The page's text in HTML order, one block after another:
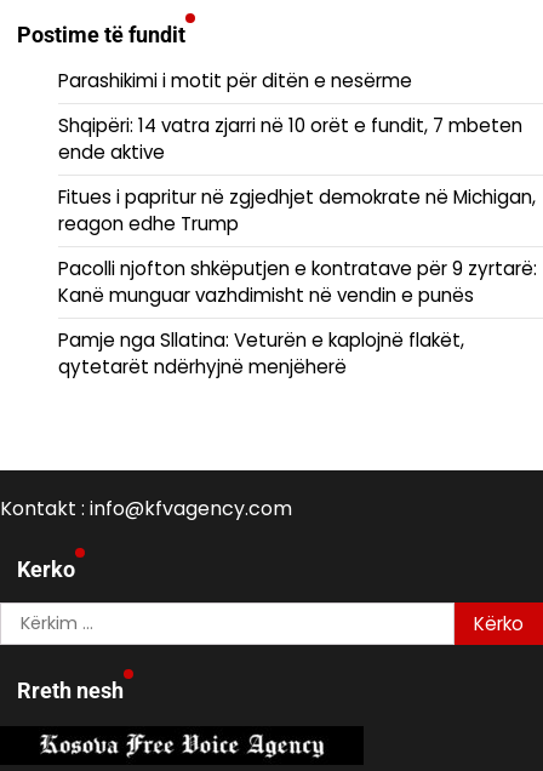
Postime të fundit
Parashikimi i motit për ditën e nesërme
Shqipëri: 14 vatra zjarri në 10 orët e fundit, 7 mbeten
ende aktive
Fitues i papritur në zgjedhjet demokrate në Michigan,
reagon edhe Trump
Pacolli njofton shkëputjen e kontratave për 9 zyrtarë:
Kanë munguar vazhdimisht në vendin e punës
Pamje nga Sllatina: Veturën e kaplojnë flakët,
qytetarët ndërhyjnë menjëherë
Kontakt : info@kfvagency.com
Kerko
Kërko
për:
Rreth nesh